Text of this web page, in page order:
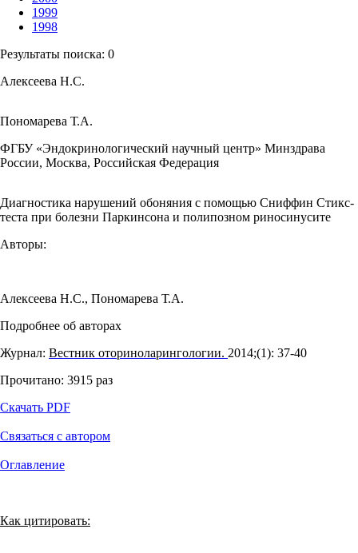
1999
1998
Результаты поиска: 0
Алексеева Н.С.
Пономарева Т.А.
ФГБУ «Эндокринологический научный центр» Минздрава
России, Москва, Российская Федерация
Диагностика нарушений обоняния с помощью Сниффин Стикс-
теста при болезни Паркинсона и полипозном риносинусите
Авторы:
Алексеева Н.С., Пономарева Т.А.
Подробнее об авторах
Журнал: Вестник оториноларингологии. 2014;(1): 37‑40
Прочитано: 3915 раз
Скачать PDF
Связаться с автором
Оглавление
Как цитировать: